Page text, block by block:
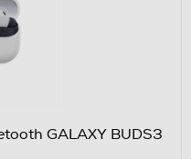
GALAXY BUDS3